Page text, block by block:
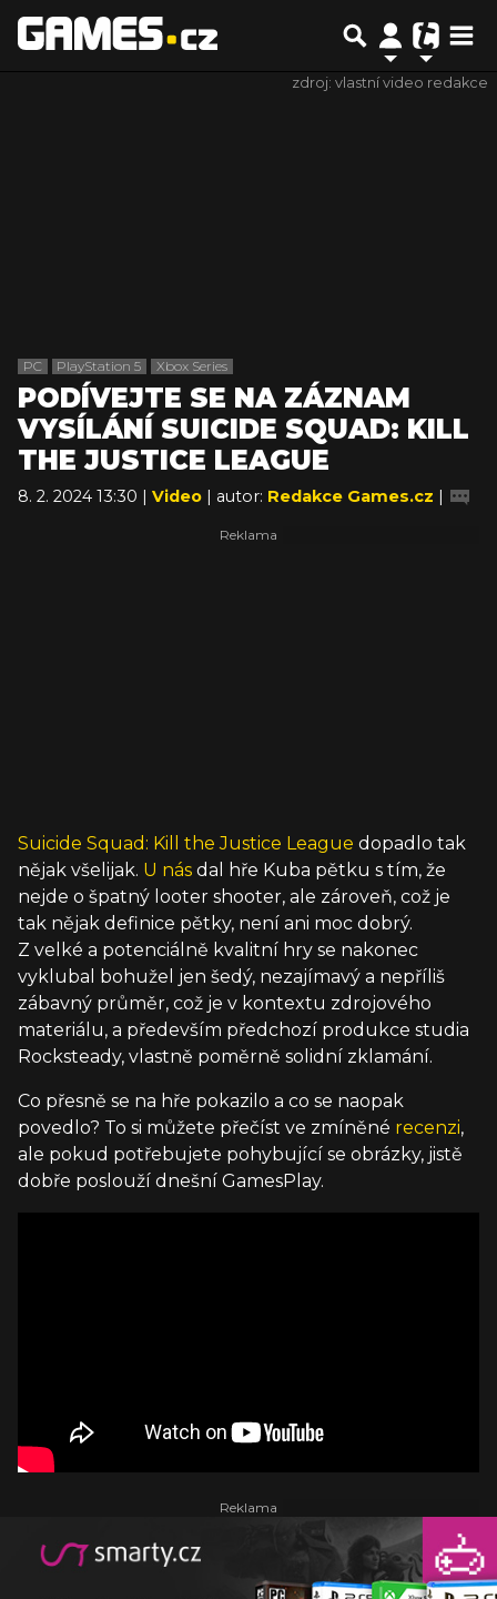
zdroj: vlastní video redakce
PC PlayStation 5 Xbox Series
PODÍVEJTE SE NA ZÁZNAM
VYSÍLÁNÍ SUICIDE SQUAD: KILL
THE JUSTICE LEAGUE
8. 2. 2024 13:30 | Video | autor: Redakce Games.cz |
Suicide Squad: Kill the Justice League dopadlo tak
nějak všelijak. U nás dal hře Kuba pětku s tím, že
nejde o špatný looter shooter, ale zároveň, což je
tak nějak definice pětky, není ani moc dobrý.
Z velké a potenciálně kvalitní hry se nakonec
vyklubal bohužel jen šedý, nezajímavý a nepříliš
zábavný průměr, což je v kontextu zdrojového
materiálu, a především předchozí produkce studia
Rocksteady, vlastně poměrně solidní zklamání.
Co přesně se na hře pokazilo a co se naopak
povedlo? To si můžete přečíst ve zmíněné recenzi,
ale pokud potřebujete pohybující se obrázky, jistě
dobře poslouží dnešní GamesPlay.